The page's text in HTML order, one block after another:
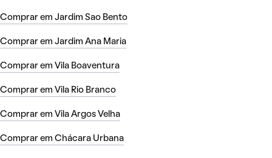
Comprar em Jardim Sao Bento
Comprar em Jardim Ana Maria
Comprar em Vila Boaventura
Comprar em Vila Rio Branco
Comprar em Vila Argos Velha
Comprar em Chácara Urbana